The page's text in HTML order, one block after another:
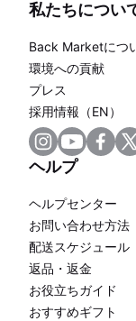
私たちについ
Back Marketにつ
環境への貢献
プレス
採用情報（EN）
ヘルプ
ヘルプセンター
お問い合わせ方法
配送スケジュール
返品・返金
お役立ちガイド
おすすめギフト